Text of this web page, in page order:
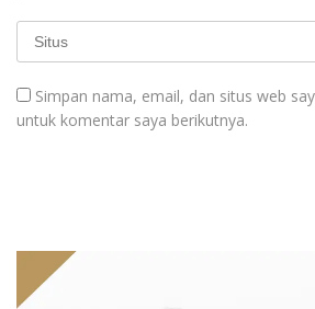
Simpan nama, email, dan situs web
untuk komentar saya berikutnya.